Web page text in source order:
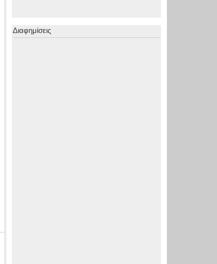
Διαφημίσεις